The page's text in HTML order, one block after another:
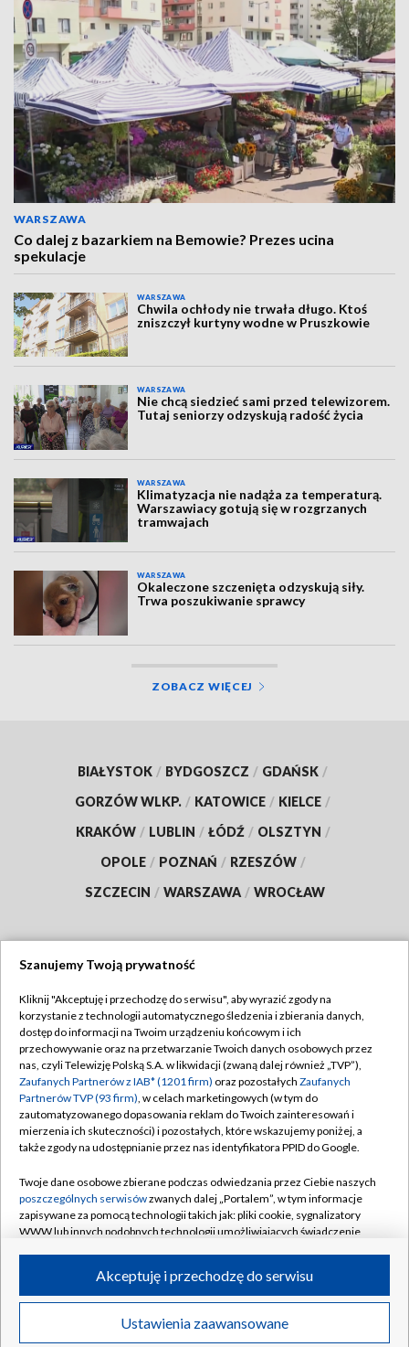
WARSZAWA
Co dalej z bazarkiem na Bemowie? Prezes ucina
spekulacje
WARSZAWA
Chwila ochłody nie trwała długo. Ktoś
zniszczył kurtyny wodne w Pruszkowie
WARSZAWA
Nie chcą siedzieć sami przed telewizorem.
Tutaj seniorzy odzyskują radość życia
WARSZAWA
Klimatyzacja nie nadąża za temperaturą.
Warszawiacy gotują się w rozgrzanych
tramwajach
WARSZAWA
Okaleczone szczenięta odzyskują siły.
Trwa poszukiwanie sprawcy
ZOBACZ WIĘCEJ
BIAŁYSTOK / BYDGOSZCZ / GDAŃSK /
GORZÓW WLKP. / KATOWICE / KIELCE /
KRAKÓW / LUBLIN / ŁÓDŹ / OLSZTYN /
OPOLE / POZNAŃ / RZESZÓW /
SZCZECIN / WARSZAWA / WROCŁAW
TVP
Abonament TVP
Emisja w TVP
Centrum informacji TVP
Naziemna Telewizja Cyfrowa
Rada Programowa
System NOS
Informacje o nadawcy
Program dla prasy
Ogłoszenie przetargowe
Regulamin TVP
Polityka prywatności
Moje zgody
Pomoc
Kontakt
Kanały
©2026 Telewizja Polska S.A. w likwidacji
Szanujemy Twoją prywatność
Kliknij "Akceptuję i przechodzę do serwisu", aby wyrazić zgody na
korzystanie z technologii automatycznego śledzenia i zbierania danych,
dostęp do informacji na Twoim urządzeniu końcowym i ich
przechowywanie oraz na przetwarzanie Twoich danych osobowych przez
nas, czyli Telewizję Polską S.A. w likwidacji (zwaną dalej również „TVP”),
Zaufanych Partnerów z IAB* (1201 firm) oraz pozostałych Zaufanych
Partnerów TVP (93 firm), w celach marketingowych (w tym do
zautomatyzowanego dopasowania reklam do Twoich zainteresowań i
mierzenia ich skuteczności) i pozostałych, które wskazujemy poniżej, a
także zgody na udostępnianie przez nas identyfikatora PPID do Google.
Twoje dane osobowe zbierane podczas odwiedzania przez Ciebie naszych
poszczególnych serwisówzwanych dalej „Portalem”, w tym informacje
zapisywane za pomocą technologii takich jak: pliki cookie, sygnalizatory
WWW lub innych podobnych technologii umożliwiających świadczenie
ruchu w Internecie.
Twoje dane osobowe zbierane podczas odwiedzania przez Ciebie
poszczególnych serwisówna Portalu, takie jak adresy IP, identyfikatory
Ustawienia zaawansowane
Akceptuję i przechodzę do serwisu